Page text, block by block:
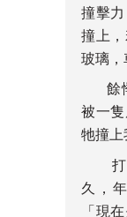
撞擊
撞上
玻璃
餘悸
被一
牠撞上
打
久，
「現